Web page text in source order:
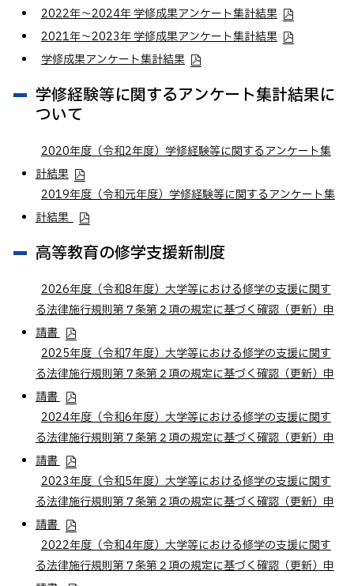
2022年～2024年 学修成果アンケート集計結果
2021年～2023年 学修成果アンケート集計結果
学修成果アンケート集計結果
学修経験等に関するアンケート集計結果に
ついて
2020年度（令和2年度）学修経験等に関するアンケート集
計結果
2019年度（令和元年度）学修経験等に関するアンケート集
計結果
高等教育の修学支援新制度
2026年度（令和8年度）大学等における修学の支援に関す
る法律施行規則第７条第２項の規定に基づく確認（更新）申
請書
2025年度（令和7年度）大学等における修学の支援に関す
る法律施行規則第７条第２項の規定に基づく確認（更新）申
請書
2024年度（令和6年度）大学等における修学の支援に関す
る法律施行規則第７条第２項の規定に基づく確認（更新）申
請書
2023年度（令和5年度）大学等における修学の支援に関す
る法律施行規則第７条第２項の規定に基づく確認（更新）申
請書
2022年度（令和4年度）大学等における修学の支援に関す
る法律施行規則第７条第２項の規定に基づく確認（更新）申